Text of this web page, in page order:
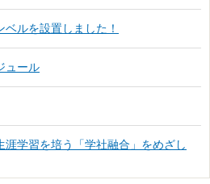
ルを設置しました！
ュール
涯学習を培う「学社融合」をめざし